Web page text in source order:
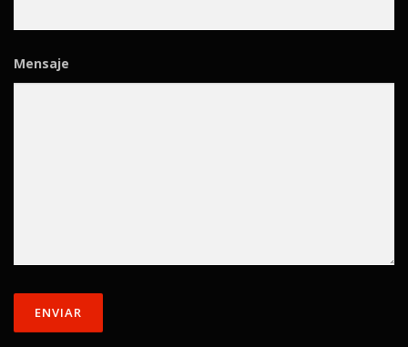
Mensaje